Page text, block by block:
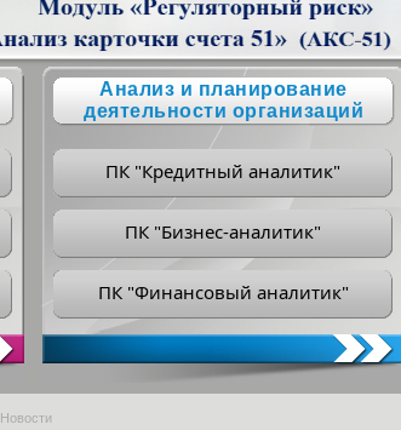
Анализ и планирование
деятельности организаций
ПК "Кредитный аналитик"
ПК "Бизнес-аналитик"
ПК "Финансовый аналитик"
Новости